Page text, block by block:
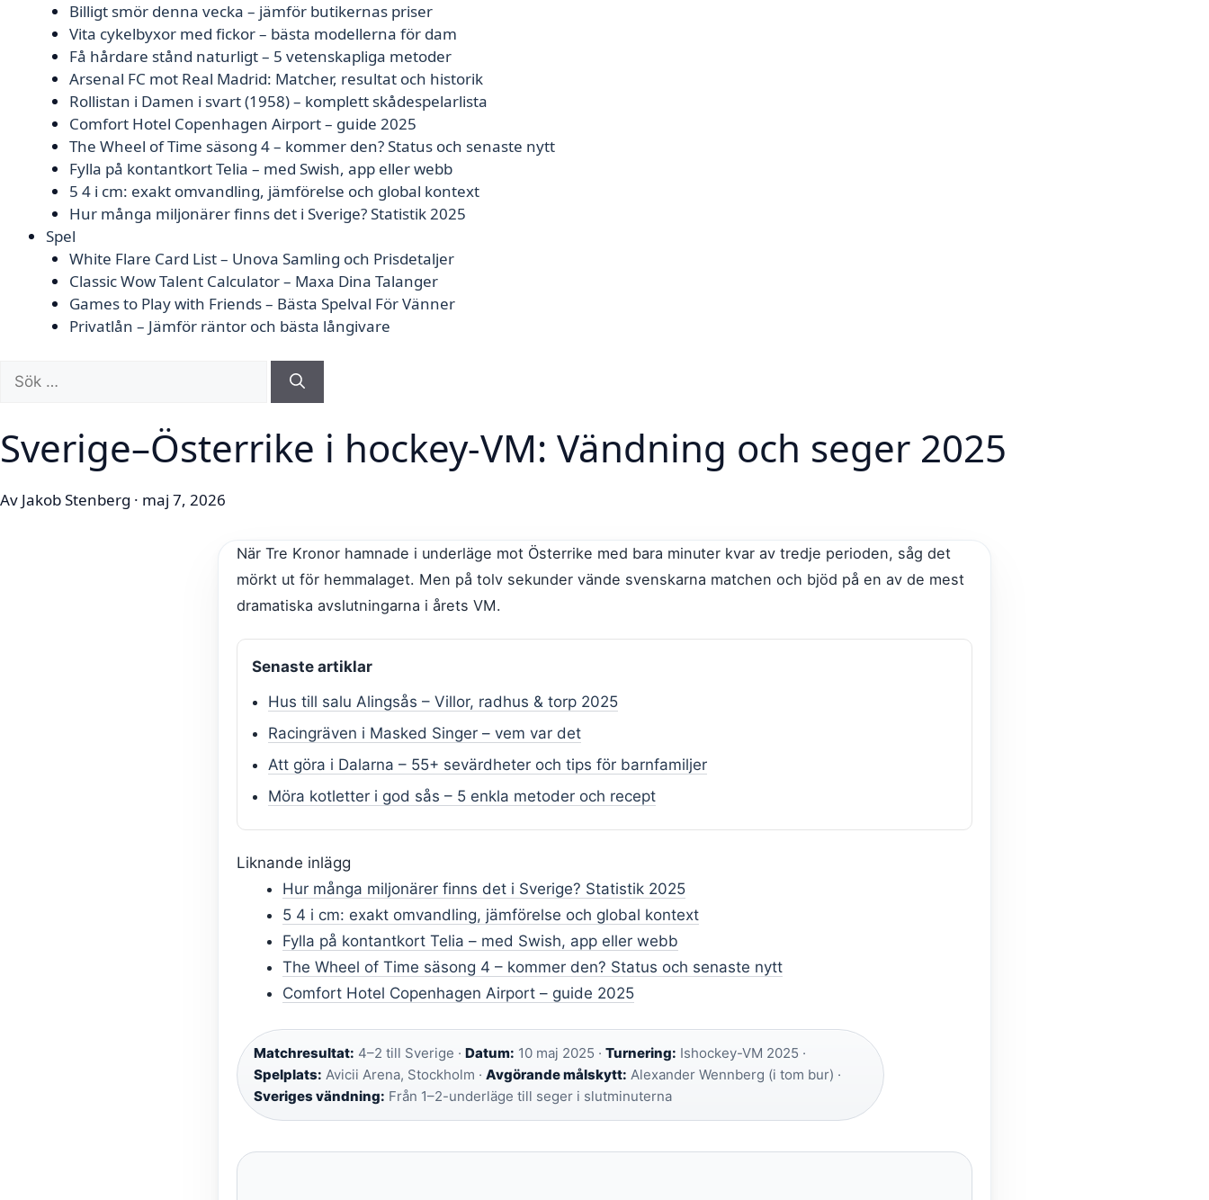
Billigt smör denna vecka – jämför butikernas priser
Vita cykelbyxor med fickor – bästa modellerna för dam
Få hårdare stånd naturligt – 5 vetenskapliga metoder
Arsenal FC mot Real Madrid: Matcher, resultat och historik
Rollistan i Damen i svart (1958) – komplett skådespelarlista
Comfort Hotel Copenhagen Airport – guide 2025
The Wheel of Time säsong 4 – kommer den? Status och senaste nytt
Fylla på kontantkort Telia – med Swish, app eller webb
5 4 i cm: exakt omvandling, jämförelse och global kontext
Hur många miljonärer finns det i Sverige? Statistik 2025
Spel
White Flare Card List – Unova Samling och Prisdetaljer
Classic Wow Talent Calculator – Maxa Dina Talanger
Games to Play with Friends – Bästa Spelval För Vänner
Privatlån – Jämför räntor och bästa långivare
Sök
efter:
Sverige–Österrike i hockey-VM: Vändning och seger 2025
Av Jakob Stenberg · maj 7, 2026
När Tre Kronor hamnade i underläge mot Österrike med bara minuter kvar av tredje perioden, såg det
mörkt ut för hemmalaget. Men på tolv sekunder vände svenskarna matchen och bjöd på en av de mest
dramatiska avslutningarna i årets VM.
Senaste artiklar
Hus till salu Alingsås – Villor, radhus & torp 2025
Racingräven i Masked Singer – vem var det
Att göra i Dalarna – 55+ sevärdheter och tips för barnfamiljer
Möra kotletter i god sås – 5 enkla metoder och recept
Liknande inlägg
Hur många miljonärer finns det i Sverige? Statistik 2025
5 4 i cm: exakt omvandling, jämförelse och global kontext
Fylla på kontantkort Telia – med Swish, app eller webb
The Wheel of Time säsong 4 – kommer den? Status och senaste nytt
Comfort Hotel Copenhagen Airport – guide 2025
Matchresultat: 4–2 till Sverige · Datum: 10 maj 2025 · Turnering: Ishockey-VM 2025 ·
Spelplats: Avicii Arena, Stockholm · Avgörande målskytt: Alexander Wennberg (i tom bur) ·
Sveriges vändning: Från 1–2-underläge till seger i slutminuterna